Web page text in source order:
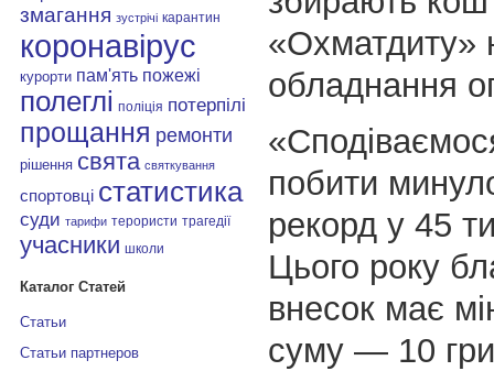
змагання зустрічі карантин
коронавірус
курорти пам'ять пожежі
полеглі поліція потерпілі
прощання ремонти
рішення свята святкування
спортовці статистика
суди тарифи терористи трагедії
учасники школи
Каталог Статей
Статьи
Статьи партнеров
«Охматдиту»
обладнання
побити
рекорд у 45
Цього року
внесок має
суму — 10